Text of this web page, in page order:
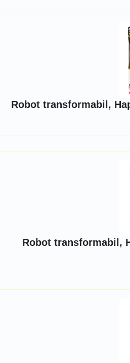
Robot transformabil,
Robot transformabil,